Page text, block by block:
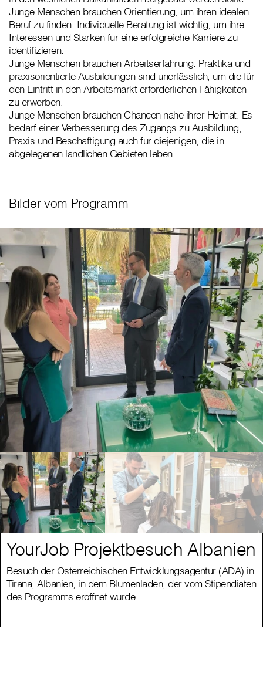
Junge Menschen brauchen Orientierung, um ihren idealen
Beruf zu finden. Individuelle Beratung ist wichtig, um ihre
Interessen und Stärken für eine erfolgreiche Karriere zu
identifizieren.
Junge Menschen brauchen Arbeitserfahrung. Praktika und
praxisorientierte Ausbildungen sind unerlässlich, um die für
den Eintritt in den Arbeitsmarkt erforderlichen Fähigkeiten
zu erwerben.
Junge Menschen brauchen Chancen nahe ihrer Heimat: Es
bedarf einer Verbesserung des Zugangs zu Ausbildung,
Praxis und Beschäftigung auch für diejenigen, die in
abgelegenen ländlichen Gebieten leben.
Bilder vom Programm
YourJob Projektbesuch Albanien
Besuch der Österreichischen Entwicklungsagentur (ADA) in
Tirana, Albanien, in dem Blumenladen, der vom Stipendiaten
des Programms eröffnet wurde.